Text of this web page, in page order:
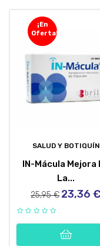
¡En
Oferta!
SALUD Y BOTIQUÍN
IN-Mácula Mejora
La...
Precio
25,95 € Precio
23,36 €